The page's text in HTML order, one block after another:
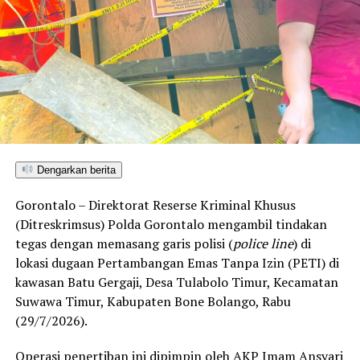
tanah kelahiran mereka.
“Kami menolak keras kegiatan atau acara dalam bentuk
apa pun yang membahas isu pembukaan tambang oleh
pihak perusahaan mana pun di wilayah Kecamatan
Bonepantai,” tegas Rahmat Husain.
Penolakan masif yang konsisten disuarakan warga
kerusakan lingkungan. Kehadiran industri ekstraktif di
berpotensi merusak ekosistem pesisir serta perairan
Teluk Tomini, menghancurkan daerah resapan air, dan
mengancam ruang hidup nelayan serta petani lokal.
Rencana konsultasi publik PT CBM diprediksi bakal
mendapat perlawanan ketat dari koalisi masyarakat sipil
dan warga lintas desa yang bersiap menghadang
Dengarkan berita
Gorontalo – Direktorat Reserse Kriminal Khusus
(Ditreskrimsus) Polda Gorontalo mengambil tindakan
tegas dengan memasang garis polisi (police line) di
lokasi dugaan Pertambangan Emas Tanpa Izin (PETI) di
kawasan Batu Gergaji, Desa Tulabolo Timur, Kecamatan
Suwawa Timur, Kabupaten Bone Bolango, Rabu
(29/7/2026).
Operasi penertiban ini dipimpin oleh AKP Imam Ansyari